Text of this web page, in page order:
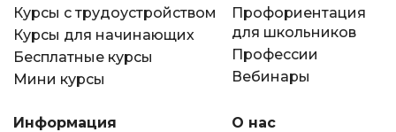
Курсы с трудоустройством
Курсы для начинающих
Бесплатные курсы
Мини курсы
Профориентация
для школьников
Профессии
Вебинары
Информация
О нас
Soft Skills
ДПО